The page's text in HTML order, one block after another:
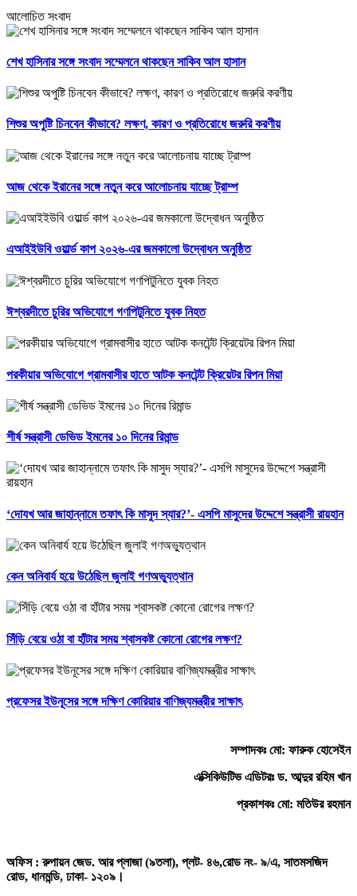
আলোচিত সংবাদ
শেখ হাসিনার সঙ্গে সংবাদ সম্মেলনে থাকছেন সাকিব আল হাসান
শিশুর অপুষ্টি চিনবেন কীভাবে? লক্ষণ, কারণ ও প্রতিরোধে জরুরি করণীয়
আজ থেকে ইরানের সঙ্গে নতুন করে আলোচনায় যাচ্ছে ট্রাম্প
এআইইউবি ওয়ার্ল্ড কাপ ২০২৬-এর জমকালো উদ্বোধন অনুষ্ঠিত
ঈশ্বরদীতে চুরির অভিযোগে গণপিটুনিতে যুবক নিহত
পরকীয়ার অভিযোগে গ্রামবাসীর হাতে আটক কনটেন্ট ক্রিয়েটর রিপন মিয়া
শীর্ষ সন্ত্রাসী ডেভিড ইমনের ১০ দিনের রিমান্ড
‘দোযখ আর জাহান্নামে তফাৎ কি মাসুদ স্যার?’- এসপি মাসুদের উদ্দেশে সন্ত্রাসী রায়হান
কেন অনিবার্য হয়ে উঠেছিল জুলাই গণঅভ্যুত্থান
সিঁড়ি বেয়ে ওঠা বা হাঁটার সময় শ্বাসকষ্ট কোনো রোগের লক্ষণ?
প্রফেসর ইউনূসের সঙ্গে দক্ষিণ কোরিয়ার বাণিজ্যমন্ত্রীর সাক্ষাৎ
সম্পাদকঃ মো: ফারুক হোসেইন
এক্সিকিউটিভ এডিটরঃ ড. আব্দুর রহিম খান
প্রকাশকঃ মো: মতিউর রহমান
অফিস : রুপায়ন জেড. আর প্লাজা (৯তলা), প্লট- ৪৬,রোড নং- ৯/এ, সাতমসজিদ
রোড, ধানমন্ডি, ঢাকা- ১২০৯।